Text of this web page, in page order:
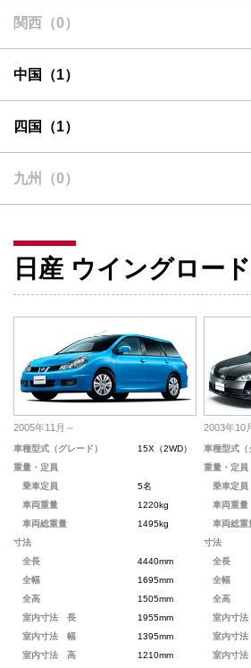
関西（0）
中国（1）
四国（1）
九州（0）
日産 ウイングロード
2005年11月～
車種型式（グレード）
15X（2WD）
重量・定員
乗車定員
5名
車両重量
1220kg
車両総重量
1495kg
寸法
全長
4440mm
全幅
1695mm
全高
1505mm
室内寸法 長
1955mm
室内寸法 幅
1395mm
室内寸法 高
1210mm
2003年10
車種型式（
重量・定員
乗車定員
車両重量
車両総重
寸法
全長
全幅
全高
室内寸
室内寸
室内寸